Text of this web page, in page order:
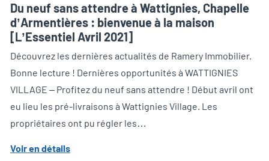
Du neuf sans attendre à Wattignies, Chapelle
d’Armentières : bienvenue à la maison
[L’Essentiel Avril 2021]
Découvrez les dernières actualités de Ramery Immobilier.
Bonne lecture ! Dernières opportunités à WATTIGNIES
VILLAGE – Profitez du neuf sans attendre ! Début avril ont
eu lieu les pré-livraisons à Wattignies Village. Les
propriétaires ont pu régler les…
Voir en détails